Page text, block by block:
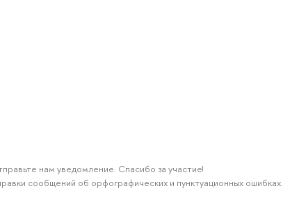
нам уведомление. Спасибо за участие!
сообщений об орфографических и пунктуационных ошибках.